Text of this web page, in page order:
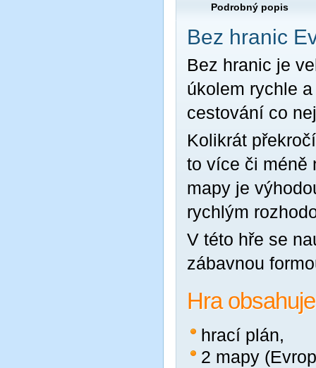
Podrobný popis
Bez hranic
Bez hranic je
úkolem rychle
cestování co
Kolikrát
to více či méně
mapy je
rychlým
V této hře se
zábavnou
Hra
hrací plán,
2 mapy